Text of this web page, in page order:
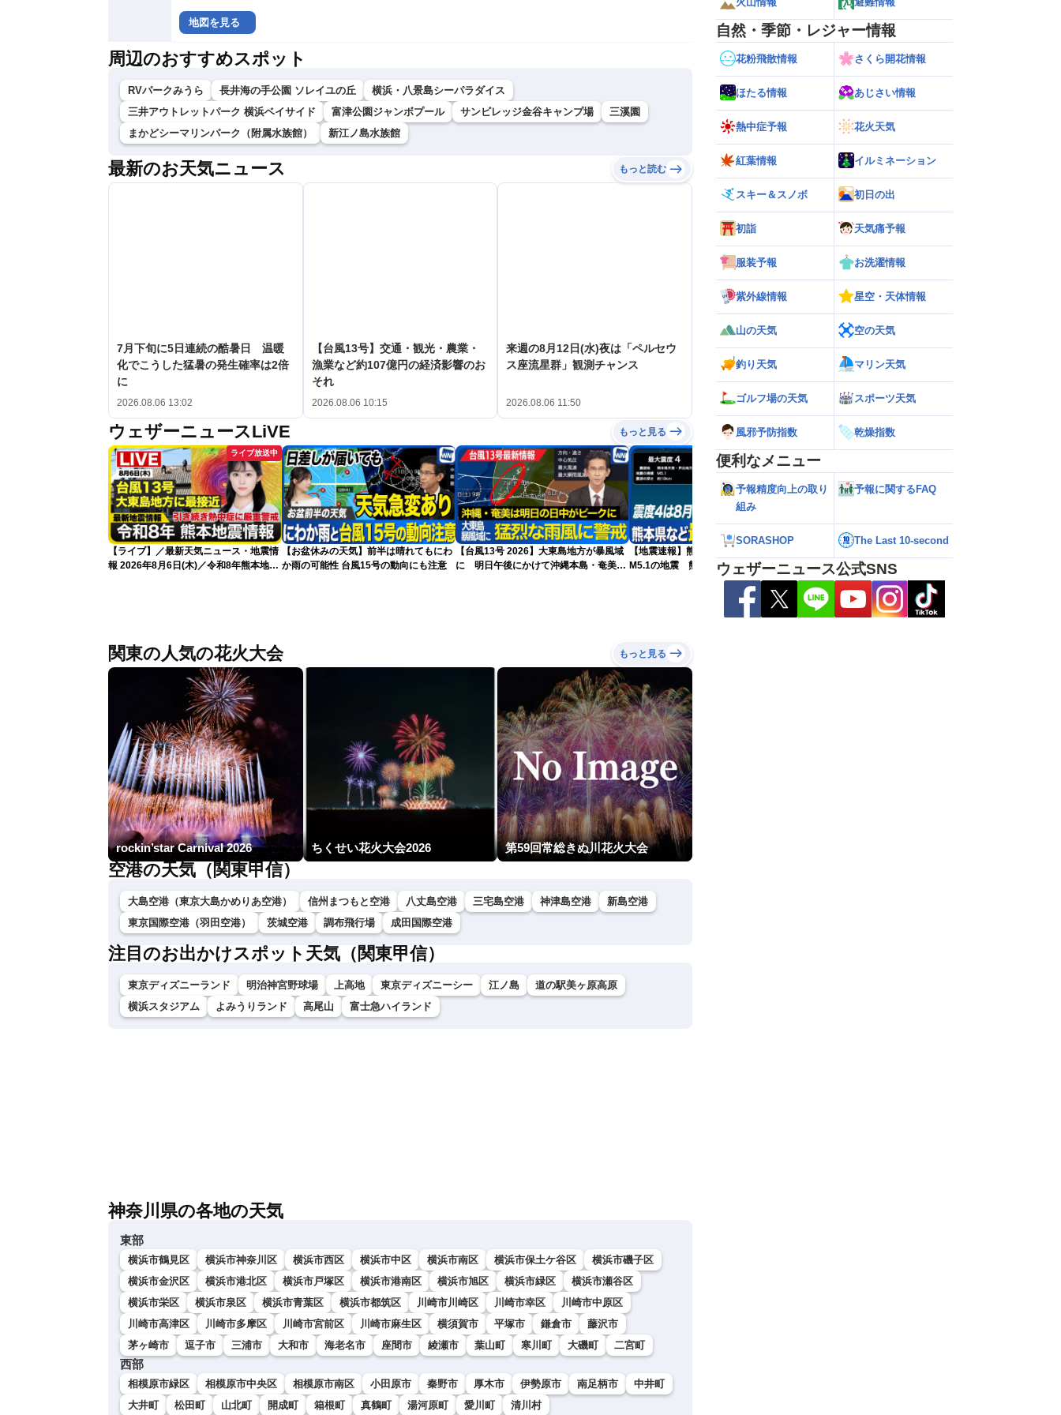
地図を見る
周辺のおすすめスポット
RVパークみうら 長井海の手公園 ソレイユの丘
横浜・八景島シーパラダイス
三井アウトレットパーク 横浜ベイサイド
富津公園ジャンボプール サンビレッジ金谷キャンプ場
三溪園
まかどシーマリンパーク（附属水族館）
新江ノ島水族館
最新のお天気ニュース もっと読む
7月下旬に5日連続の酷暑日 温暖
化でこうした猛暑の発生確率は2倍
に
2026.08.06 13:02
【台風13号】交通・観光・農業・
漁業など約107億円の経済影響のお
それ
2026.08.06 10:15
来週の8月12日(水)夜は「ペルセウ
ス座流星群」観測チャンス
2026.08.06 11:50
ウェザーニュースLiVE もっと見る
ライブ放送中
【ライブ】／最新天気ニュース・地震情
報 2026年8月6日(木)／令和8年熊本地震
【お盆休みの天気】前半は晴れてもにわ
か雨の可能性 台風15号の動向にも注意
【台風13号 2026】大東島地方が暴風域
に 明日午後にかけて沖縄本島・奄美通
【地震速報】熊本県天草･芦北地方で
M5.1の地震 熊本県や長崎県、鹿児島県
【雨情報】関東は通勤通学時も弱い雨
日中は再び雨降りやすい
関東の人気の花火大会 もっと見る
rockin’star Carnival 2026 ちくせい花火大会2026 第59回常総きぬ川花火大会
空港の天気（関東甲信）
大島空港（東京大島かめりあ空港） 信州まつもと空港 八丈島空港 三宅島空港 神津島空港
新島空港
東京国際空港（羽田空港）
茨城空港 調布飛行場 成田国際空港
注目のお出かけスポット天気（関東甲信）
東京ディズニーランド 明治神宮野球場 上高地 東京ディズニーシー 江ノ島
道の駅美ヶ原高原
横浜スタジアム
よみうりランド 高尾山 富士急ハイランド
神奈川県の各地の天気
東部
横浜市鶴見区 横浜市神奈川区 横浜市西区 横浜市中区 横浜市南区 横浜市保土ケ谷区
横浜市磯子区
横浜市金沢区
横浜市港北区 横浜市戸塚区 横浜市港南区 横浜市旭区 横浜市緑区
横浜市瀬谷区
横浜市栄区
横浜市泉区 横浜市青葉区 横浜市都筑区 川崎市川崎区 川崎市幸区
川崎市中原区
川崎市高津区
川崎市多摩区 川崎市宮前区 川崎市麻生区 横須賀市 平塚市 鎌倉市
藤沢市
茅ヶ崎市
逗子市 三浦市 大和市 海老名市 座間市 綾瀬市 葉山町 寒川町 大磯町 二宮町
西部
相模原市緑区 相模原市中央区 相模原市南区 小田原市 秦野市 厚木市 伊勢原市 南足柄市
中井町
大井町
松田町 山北町 開成町 箱根町 真鶴町 湯河原町 愛川町 清川村
自然・季節・レジャー情報
花粉飛散情報 さくら開花情報
ほたる情報 あじさい情報
熱中症予報 花火天気
紅葉情報 イルミネーション
スキー＆スノボ 初日の出
初詣 天気痛予報
服装予報 お洗濯情報
紫外線情報 星空・天体情報
山の天気 空の天気
釣り天気 マリン天気
ゴルフ場の天気 スポーツ天気
風邪予防指数 乾燥指数
便利なメニュー
予報精度向上の取り
組み
予報に関するFAQ
SORASHOP The Last 10-second
ウェザーニュース公式SNS